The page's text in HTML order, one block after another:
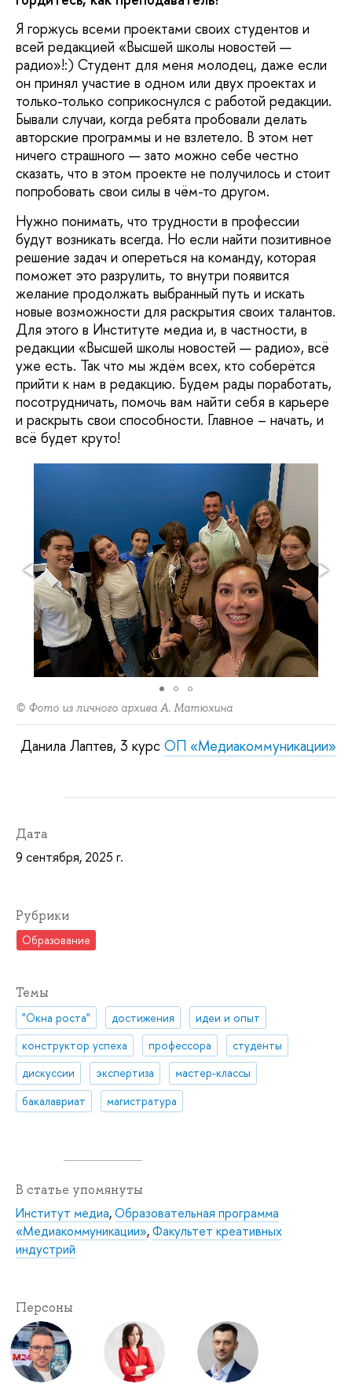
Я горжусь всеми проектами своих студентов и
всей редакцией «Высшей школы новостей —
радио»!:) Студент для меня молодец, даже если
он принял участие в одном или двух проектах и
только-только соприкоснулся с работой редакции.
Бывали случаи, когда ребята пробовали делать
авторские программы и не взлетело. В этом нет
ничего страшного — зато можно себе честно
сказать, что в этом проекте не получилось и стоит
попробовать свои силы в чём-то другом.
Нужно понимать, что трудности в профессии
будут возникать всегда. Но если найти позитивное
решение задач и опереться на команду, которая
поможет это разрулить, то внутри появится
желание продолжать выбранный путь и искать
новые возможности для раскрытия своих талантов.
Для этого в Институте медиа и, в частности, в
редакции «Высшей школы новостей — радио», всё
уже есть. Так что мы ждём всех, кто соберётся
прийти к нам в редакцию. Будем рады поработать,
посотрудничать, помочь вам найти себя в карьере
и раскрыть свои способности. Главное – начать, и
всё будет круто!
© Фото из личного архива А. Матюхина
Данила Лаптев, 3 курс ОП «Медиакоммуникации»
Дата
9 сентября, 2025 г.
Рубрики
Образование
Темы
"Окна роста" достижения
идеи и опыт
конструктор успеха
профессора
студенты
дискуссии
экспертиза
мастер-классы
бакалавриат
магистратура
В статье упомянуты
Институт медиа,Образовательная программа
«Медиакоммуникации»,Факультет креативных
индустрий
Персоны